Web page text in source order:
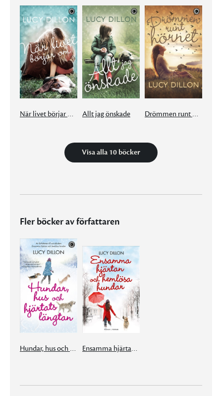
När livet börjar om Allt jag önskade Drömmen runt hörnet
Visa alla 10 böcker
Fler böcker av författaren
Hundar, hus och hjärtats längtan Ensamma hjärtan och hemlösa hundar